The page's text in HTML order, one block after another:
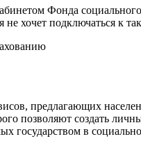
Фонда
хочет подключаться к
предлагающих
позволяют создать
государством в